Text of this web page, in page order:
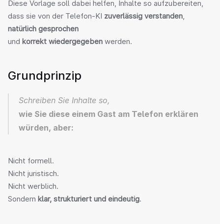
Diese Vorlage soll dabei helfen, Inhalte so aufzubereiten,
dass sie von der Telefon-KI zuverlässig verstanden
natürlich gesprochen
und korrekt wiedergegeben werden.
Grundprinzip
Schreiben Sie Inhalte so,
wie Sie diese einem Gast am Telefon erklären
würden, aber:
Nicht formell.
Nicht juristisch.
Nicht werblich.
Sondern klar, strukturiert und eindeutig.